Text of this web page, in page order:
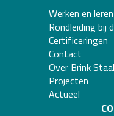
Werken en
Rondleiding bij
Certificeringen
Contact
Over Brink
Projecten
Actueel